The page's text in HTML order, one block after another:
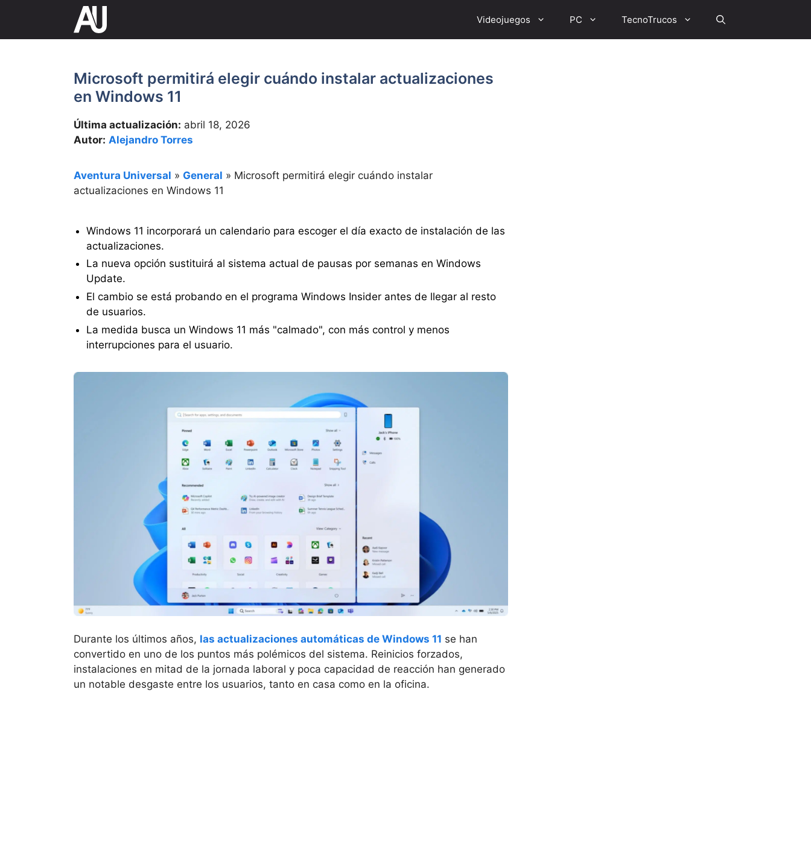
contenido
Videojuegos PC TecnoTrucos
Microsoft permitirá elegir cuándo instalar actualizaciones
en Windows 11
Última actualización: abril 18, 2026
Autor: Alejandro Torres
Aventura Universal » General » Microsoft permitirá elegir cuándo instalar
actualizaciones en Windows 11
Windows 11 incorporará un calendario para escoger el día exacto de instalación de las
actualizaciones.
La nueva opción sustituirá al sistema actual de pausas por semanas en Windows
Update.
El cambio se está probando en el programa Windows Insider antes de llegar al resto
de usuarios.
La medida busca un Windows 11 más "calmado", con más control y menos
interrupciones para el usuario.
Durante los últimos años, las actualizaciones automáticas de Windows 11 se han
convertido en uno de los puntos más polémicos del sistema. Reinicios forzados,
instalaciones en mitad de la jornada laboral y poca capacidad de reacción han generado
un notable desgaste entre los usuarios, tanto en casa como en la oficina.